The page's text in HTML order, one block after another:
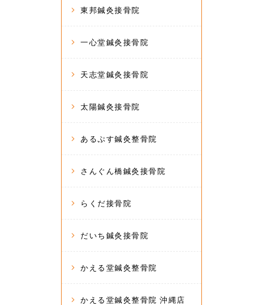
東邦鍼灸接骨院
一心堂鍼灸接骨院
天志堂鍼灸接骨院
太陽鍼灸接骨院
あるぷす鍼灸整骨院
さんぐん橋鍼灸接骨院
らくだ接骨院
だいち鍼灸接骨院
かえる堂鍼灸整骨院
かえる堂鍼灸整骨院 沖縄店